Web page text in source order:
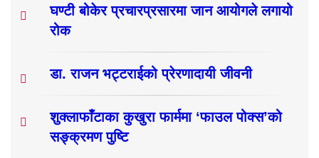
घण्टी बोकेर प्रचारप्रसारमा जान आयोगले लगायो
रोक
डा. राजन भट्टराईको प्रेरणादायी जीवनी
शुक्लाफाँटाका कुखुरा फार्ममा ‘फाउल पोक्स’को
सङ्क्रमण पुष्टि